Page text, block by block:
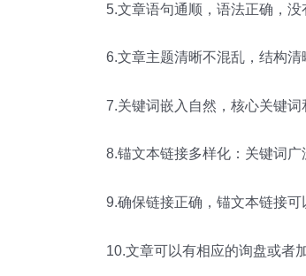
5.文章语句通顺，语法正确，没
6.文章主题清晰不混乱，结构
7.关键词嵌入自然，核心关键
8.锚文本链接多样化：关键词广
9.确保链接正确，锚文本链接可
10.文章可以有相应的询盘或者